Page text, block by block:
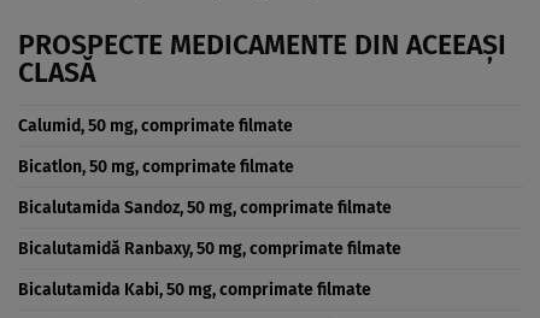
PROSPECTE MEDICAMENTE DIN ACEEAȘI
CLASĂ
Calumid, 50 mg, comprimate filmate
Bicatlon, 50 mg, comprimate filmate
Bicalutamida Sandoz, 50 mg, comprimate filmate
Bicalutamidă Ranbaxy, 50 mg, comprimate filmate
Bicalutamida Kabi, 50 mg, comprimate filmate